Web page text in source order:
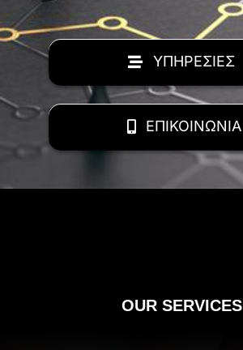
ΥΠΗΡΕΣΙΕΣ
ΕΠΙΚΟΙΝΩΝΙΑ
OUR SERVICES